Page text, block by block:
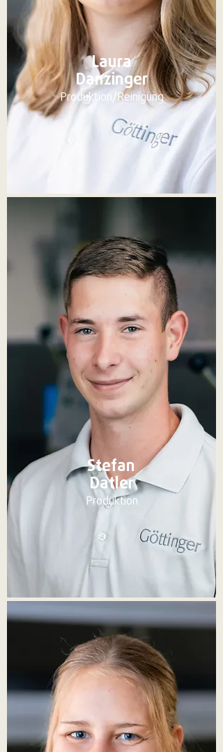
Produktion/Reinigung
Danzinger
Laura
Produktion
Datler
Stefan